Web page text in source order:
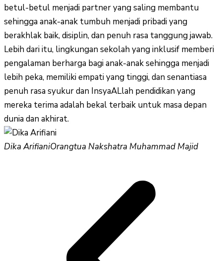
betul-betul menjadi partner yang saling membantu
sehingga anak-anak tumbuh menjadi pribadi yang
berakhlak baik, disiplin, dan penuh rasa tanggung jawab.
Lebih dari itu, lingkungan sekolah yang inklusif memberi
pengalaman berharga bagi anak-anak sehingga menjadi
lebih peka, memiliki empati yang tinggi, dan senantiasa
penuh rasa syukur dan InsyaALlah pendidikan yang
mereka terima adalah bekal terbaik untuk masa depan
dunia dan akhirat.
Dika ArifianiOrangtua Nakshatra Muhammad Majid